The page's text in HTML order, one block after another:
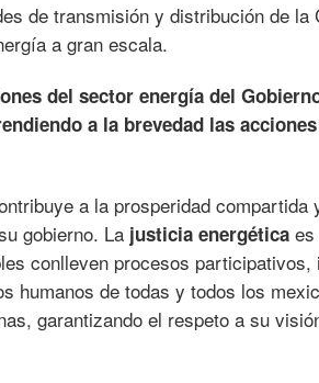
de transmisión y distribución de la
a gran escala.
del sector energía del
a la brevedad las
a la prosperidad compartida
gobierno. La justicia energética
conlleven procesos
humanos de todas y todos los
garantizando el respeto a su